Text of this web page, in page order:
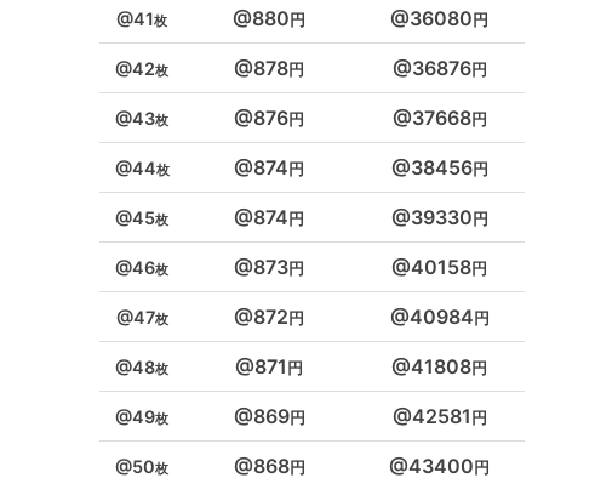
41 880 36080
42 878 36876
43 876 37668
44 874 38456
45 874 39330
46 873 40158
47 872 40984
48 871 41808
49 869 42581
50 868 43400